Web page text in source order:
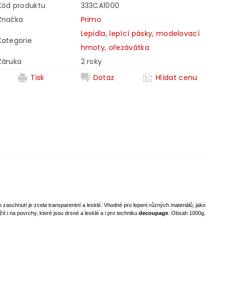
produktu
333CA1000
Primo
Lepidla, lepící pásky, modelovací
hmoty, ořezávátka
2 roky
Tisk
Dotaz Hlídat cenu
zaschnutí je zcela transparentní a lesklé. Vhodné pro lepení různých materiálů, jako
i na povrchy, které jsou drsné a lesklé a i pro technikudecoupage .Obsah 1000g.